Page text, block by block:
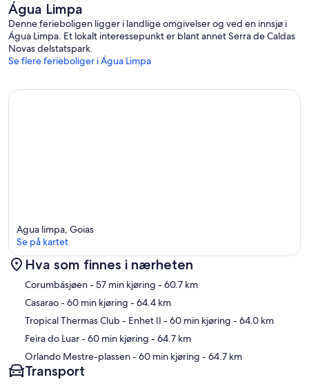
Água Limpa
Denne ferieboligen ligger i landlige omgivelser og ved en innsjø i
Água Limpa. Et lokalt interessepunkt er blant annet Serra de Caldas
Novas delstatspark.
Se flere ferieboliger i Água Limpa
Kart
Agua limpa, Goias
Se på kartet
Hva som finnes i nærheten
Corumbásjøen- 57 min kjøring - 60.7 km
Casarao- 60 min kjøring - 64.4 km
Tropical Thermas Club - Enhet II - 60 min kjøring - 64.0 km
Feira do Luar- 60 min kjøring - 64.7 km
Orlando Mestre-plassen- 60 min kjøring - 64.7 km
Transport